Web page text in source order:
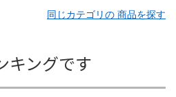
同じカテゴリの 商品を探す
キングです